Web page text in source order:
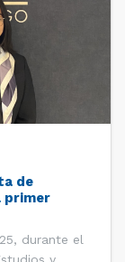
de
primer
durante el